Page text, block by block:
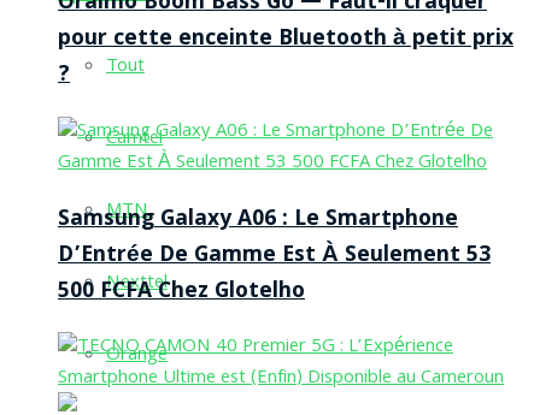
Tout
Camtel
MTN
Nexttel
Orange
pour cette enceinte Bluetooth à petit prix
?
Samsung Galaxy A06 : Le Smartphone
D’Entrée De Gamme Est À Seulement 53
500 FCFA Chez Glotelho